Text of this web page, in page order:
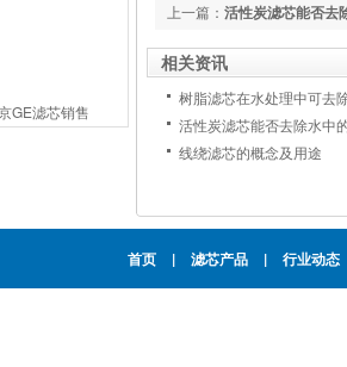
上一篇： 活性炭滤芯能否去
相关资讯
树脂滤芯在水处理中可去
活性炭滤芯能否去除水中
线绕滤芯的概念及用途
GE滤芯销售
首页 | 滤芯产品 | 行业动态